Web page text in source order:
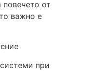
от
важно е
при